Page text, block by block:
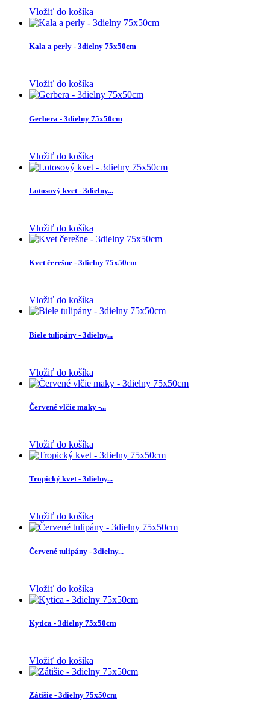
Vložiť do košíka
Kala a perly - 3dielny 75x50cm
Vložiť do košíka
Gerbera - 3dielny 75x50cm
Vložiť do košíka
Lotosový kvet - 3dielny...
Vložiť do košíka
Kvet čerešne - 3dielny 75x50cm
Vložiť do košíka
Biele tulipány - 3dielny...
Vložiť do košíka
Červené vlčie maky -...
Vložiť do košíka
Tropický kvet - 3dielny...
Vložiť do košíka
Červené tulipány - 3dielny...
Vložiť do košíka
Kytica - 3dielny 75x50cm
Vložiť do košíka
Zátišie - 3dielny 75x50cm